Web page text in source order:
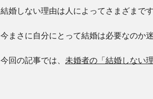
結婚しない理由は人によってさまざまで
今まさに自分にとって結婚は必要なのか
今回の記事では、 未婚者の「結婚しない